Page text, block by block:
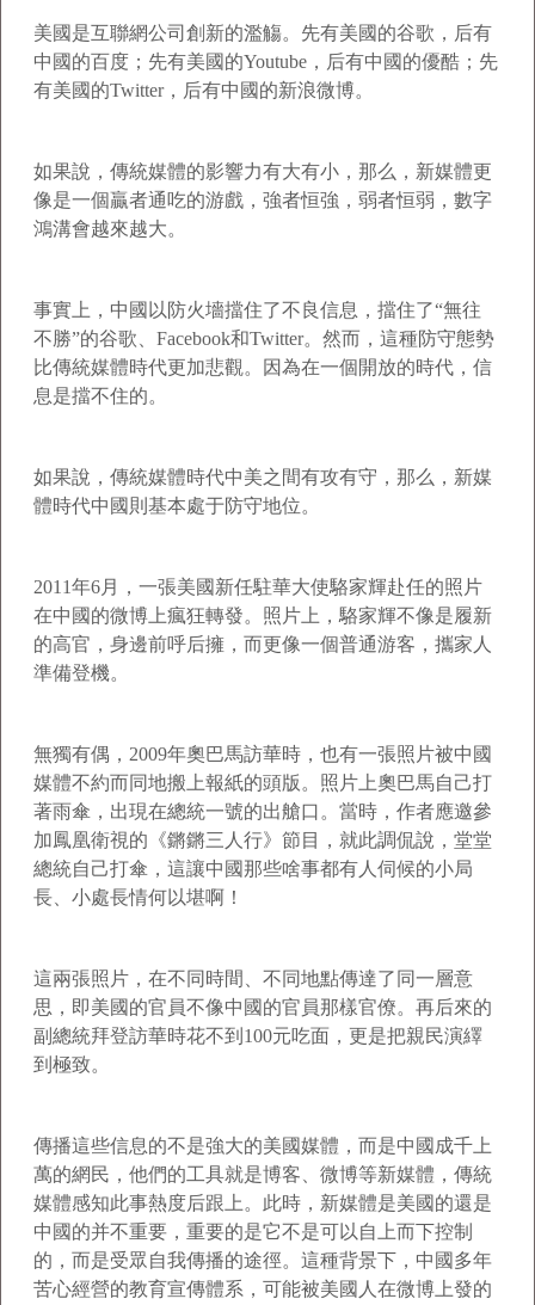
美國是互聯網公司創新的濫觴。先有美國的谷歌，后有
中國的百度；先有美國的Youtube，后有中國的優酷；先
有美國的Twitter，后有中國的新浪微博。
如果說，傳統媒體的影響力有大有小，那么，新媒體更
像是一個贏者通吃的游戲，強者恒強，弱者恒弱，數字
鴻溝會越來越大。
事實上，中國以防火墻擋住了不良信息，擋住了“無往
不勝”的谷歌、Facebook和Twitter。然而，這種防守態勢
比傳統媒體時代更加悲觀。因為在一個開放的時代，信
息是擋不住的。
如果說，傳統媒體時代中美之間有攻有守，那么，新媒
體時代中國則基本處于防守地位。
2011年6月，一張美國新任駐華大使駱家輝赴任的照片
在中國的微博上瘋狂轉發。照片上，駱家輝不像是履新
的高官，身邊前呼后擁，而更像一個普通游客，攜家人
準備登機。
無獨有偶，2009年奧巴馬訪華時，也有一張照片被中國
媒體不約而同地搬上報紙的頭版。照片上奧巴馬自己打
著雨傘，出現在總統一號的出艙口。當時，作者應邀參
加鳳凰衛視的《鏘鏘三人行》節目，就此調侃說，堂堂
總統自己打傘，這讓中國那些啥事都有人伺候的小局
長、小處長情何以堪啊！
這兩張照片，在不同時間、不同地點傳達了同一層意
思，即美國的官員不像中國的官員那樣官僚。再后來的
副總統拜登訪華時花不到100元吃面，更是把親民演繹
到極致。
傳播這些信息的不是強大的美國媒體，而是中國成千上
萬的網民，他們的工具就是博客、微博等新媒體，傳統
媒體感知此事熱度后跟上。此時，新媒體是美國的還是
中國的并不重要，重要的是它不是可以自上而下控制
的，而是受眾自我傳播的途徑。這種背景下，中國多年
苦心經營的教育宣傳體系，可能被美國人在微博上發的